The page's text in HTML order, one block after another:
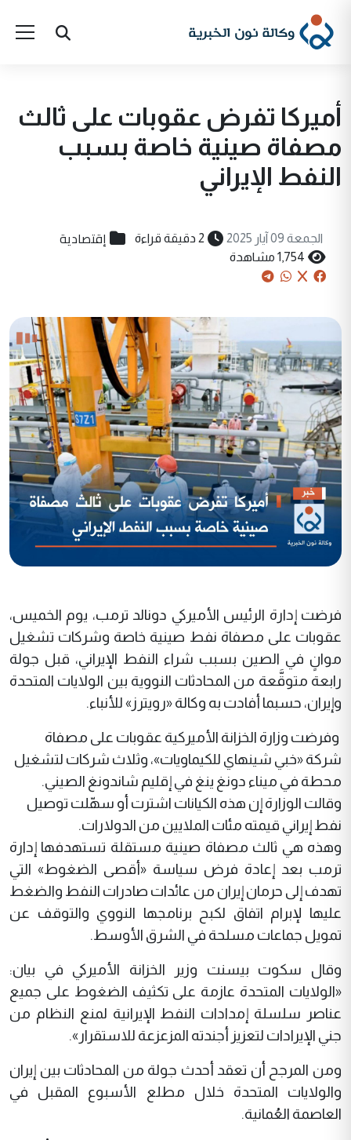
أميركا تفرض عقوبات على ثالث
مصفاة صينية خاصة بسبب
النفط الإيراني
الجمعة 09 آيار 2025 2 دقيقة قراءة إقتصادية
1,754 مشاهدة
فرضت إدارة الرئيس الأميركي دونالد ترمب، يوم الخميس،
عقوبات على مصفاة نفط صينية خاصة وشركات تشغيل
موانٍ في الصين بسبب شراء النفط الإيراني، قبل جولة
رابعة متوقَّعة من المحادثات النووية بين الولايات المتحدة
وإيران، حسبما أفادت به وكالة «رويترز» للأنباء.
وفرضت وزارة الخزانة الأميركية عقوبات على مصفاة
شركة «خبي شينهاي للكيماويات»، وثلاث شركات لتشغيل
محطة في ميناء دونغ ينغ في إقليم شاندونغ الصيني.
وقالت الوزارة إن هذه الكيانات اشترت أو سهّلت توصيل
نفط إيراني قيمته مئات الملايين من الدولارات.
وهذه هي ثالث مصفاة صينية مستقلة تستهدفها إدارة
ترمب بعد إعادة فرض سياسة «أقصى الضغوط» التي
تهدف إلى حرمان إيران من عائدات صادرات النفط والضغط
عليها لإبرام اتفاق لكبح برنامجها النووي والتوقف عن
تمويل جماعات مسلحة في الشرق الأوسط.
وقال سكوت بيسنت وزير الخزانة الأميركي في بيان:
«الولايات المتحدة عازمة على تكثيف الضغوط على جميع
عناصر سلسلة إمدادات النفط الإيرانية لمنع النظام من
جني الإيرادات لتعزيز أجندته المزعزعة للاستقرار».
ومن المرجح أن تعقد أحدث جولة من المحادثات بين إيران
والولايات المتحدة خلال مطلع الأسبوع المقبل في
العاصمة العُمانية.